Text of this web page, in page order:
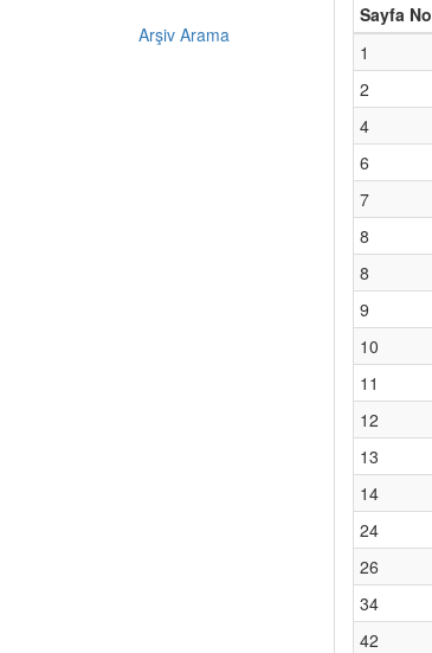
Arşiv Arama
Sayfa No
1
2
4
6
7
8
8
9
10
11
12
13
14
24
26
34
42